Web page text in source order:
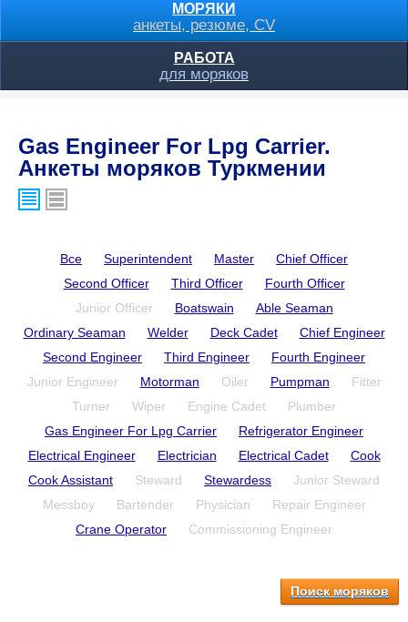
МОРЯКИ
анкеты, резюме, CV
РАБОТА
для моряков
Gas Engineer For Lpg Carrier.
Анкеты моряков Туркмении
Все Superintendent Master
Chief Officer
Second Officer
Third Officer
Fourth Officer
Junior Officer
Boatswain
Able Seaman
Ordinary Seaman
Welder Deck Cadet
Chief Engineer
Second Engineer
Third Engineer
Fourth Engineer
Junior Engineer
Motorman Oiler Pumpman
Fitter
Turner
Wiper Engine Cadet
Plumber
Gas Engineer For Lpg Carrier
Refrigerator Engineer
Electrical Engineer
Electrician Electrical Cadet
Cook
Cook Assistant
Steward Stewardess
Junior Steward
Messboy
Bartender Physician
Repair Engineer
Crane Operator
Commissioning Engineer
Поиск моряков